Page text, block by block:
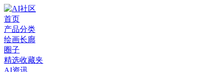
Skip
to
content
首页
产品分类
绘画长廊
圈子
精选收藏夹
AI资讯